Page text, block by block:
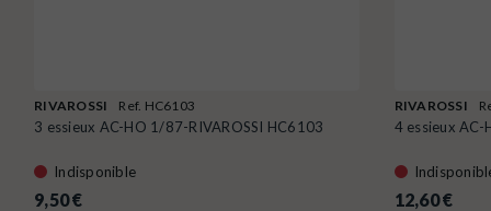
RIVAROSSI Ref. HC6103
3 essieux AC-HO 1/87-RIVAROSSI HC6103
Indisponible
9,50 €
RIVAROSSI
4 essieux AC-
12,60 €